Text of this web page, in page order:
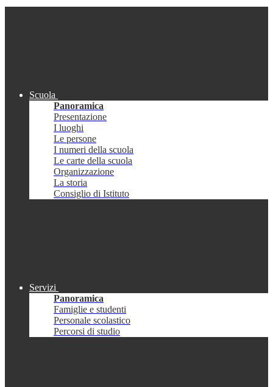
Scuola
Panoramica
Presentazione
I luoghi
Le persone
I numeri della scuola
Le carte della scuola
Organizzazione
La storia
Consiglio di Istituto
Servizi
Panoramica
Famiglie e studenti
Personale scolastico
Percorsi di studio